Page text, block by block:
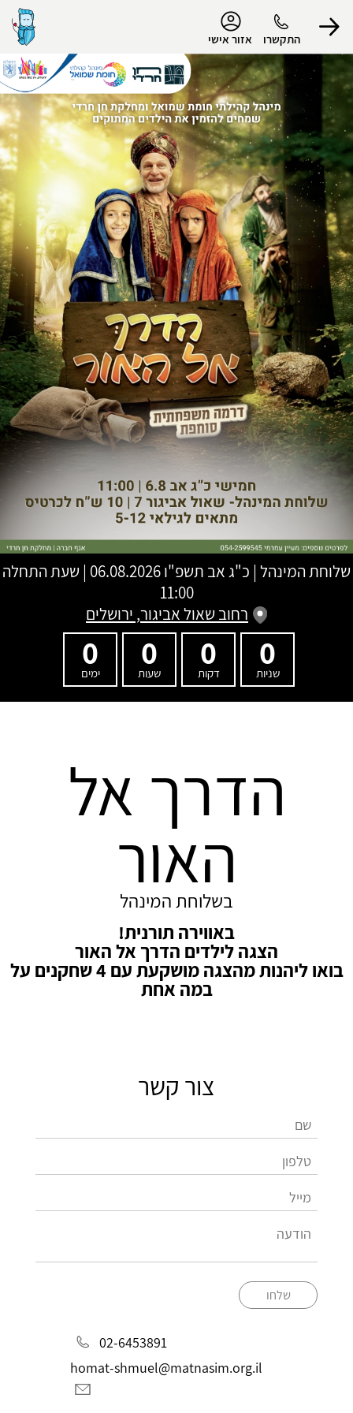
התקשרו אזור אישי
הפרופיל שלי
התנתק
שלוחת המינהל | כ"ג אב תשפ"ו
06.08.2026 | שעת התחלה
11:00
רחוב שאול אביגור, ירושלים
0
שניות
0
דקות
0
שעות
0
ימים
הדרך אל
האור
בשלוחת המינהל
באווירה תורנית!
הצגה לילדים הדרך אל האור
בואו ליהנות מהצגה מושקעת עם 4 שחקנים על
במה אחת
צור קשר
שלחו
02-6453891
homat-shmuel@matnasim.org.il